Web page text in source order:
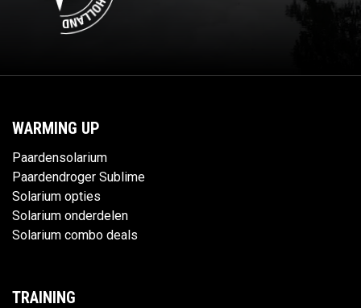
WARMING UP
Paardensolarium
Paardendroger Sublime
Solarium opties
Solarium onderdelen
Solarium combo deals
TRAINING